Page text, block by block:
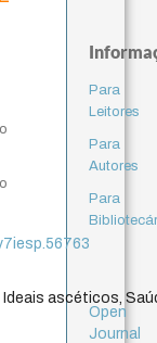
Ideais ascéticos,
Para
Leitores
Para
Autores
Para
Open
Journal